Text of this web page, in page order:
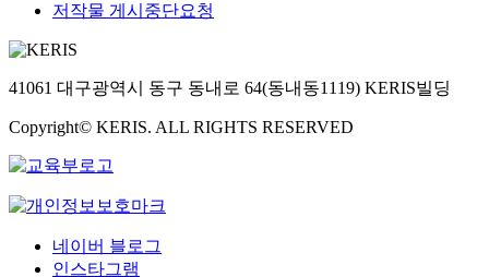
저작물 게시중단요청
41061 대구광역시 동구 동내로 64(동내동1119) KERIS빌딩
Copyright© KERIS. ALL RIGHTS RESERVED
네이버 블로그
인스타그램